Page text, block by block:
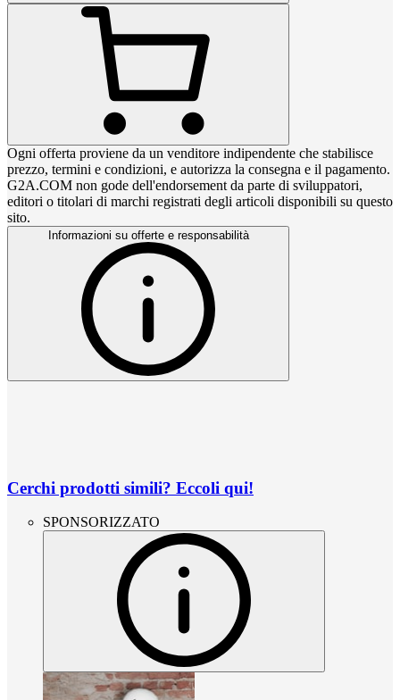
Ogni offerta proviene da un venditore indipendente che stabilisce
prezzo, termini e condizioni, e autorizza la consegna e il pagamento.
G2A.COM non gode dell'endorsement da parte di sviluppatori,
editori o titolari di marchi registrati degli articoli disponibili su questo
sito.
Informazioni su offerte e responsabilità
Cerchi prodotti simili? Eccoli qui!
SPONSORIZZATO